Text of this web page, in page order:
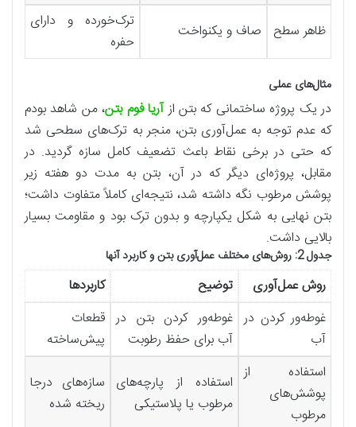
ظاهر سطح
صاف و یکنواخت
ترک‌خورده و دارای
حفره
مثال‌های عملی
در یک پروژه ساختمانی که بتن ازآریا فوم بتن، من شاهد بودم
که عدم توجه به عمل‌آوری بتن، منجر به ترک‌های سطحی شد
که حتی در برخی نقاط باعث تضعیف کامل سازه گردید. در
مقابل، پروژه‌ای دیگر که در آن، بتن به مدت دو هفته زیر
پوشش مرطوب نگه داشته شد، نتیجه‌ای کاملاً متفاوت داشت؛
بتن نهایی به شکل یکپارچه و بدون ترک بود و مقاومت بسیار
بالایی داشت.
جدول 2: روش‌های مختلف عمل‌آوری بتن و کاربرد آنها
روش عمل‌آوری توضیح
کاربردها
غوطه‌ور کردن در
آب
غوطه‌ور کردن بتن در
آب برای حفظ رطوبت
قطعات
پیش‌ساخته
استفاده از
پوشش‌های
مرطوب
استفاده از پارچه‌های
مرطوب یا پلاستیکی
سازه‌های درجا
ریخته شده